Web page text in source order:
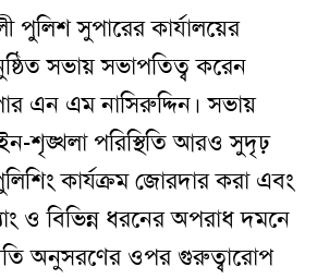
পুলিশ সুপারের কার্যালয়ের
সভায় সভাপতিত্ব করেন
এন এম নাসিরুদ্দিন। সভায়
শৃঙ্খলা পরিস্থিতি আরও সুদৃঢ়
কার্যক্রম জোরদার করা এবং
ও বিভিন্ন ধরনের অপরাধ দমনে
অনুসরণের ওপর গুরুত্বারোপ